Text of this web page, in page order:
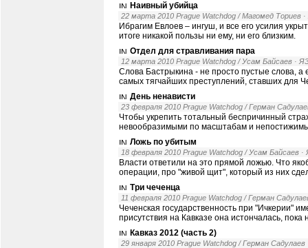
Наивный убийца
22 марта 2010 Prague Watchdog / Магомед Ториев
Ибрагим Евлоев – ингуш, и все его усилия
итоге никакой пользы ни ему, ни его близким.
Отдел для стравливания пара
12 марта 2010 Prague Watchdog / Усам Байсаев ·
Слова Бастрыкина - не просто пустые слова,
самых тягчайших преступлений, ставших для
День ненависти
23 февраля 2010 Prague Watchdog / Герман
Чтобы укрепить тотальный беспричинный
невообразимыми по масштабам и
Ложь по убитым
18 февраля 2010 Prague Watchdog / Усам Байсаев ·
Власти ответили на это прямой ложью. Что
операции, про "живой щит", который из них
Три чеченца
11 февраля 2010 Prague Watchdog / Герман
Чеченская государственность при "Ичкерии"
присутствия на Кавказе она истончалась, пока
Кавказ 2012 (часть 2)
29 января 2010 Prague Watchdog / Герман Садулаев